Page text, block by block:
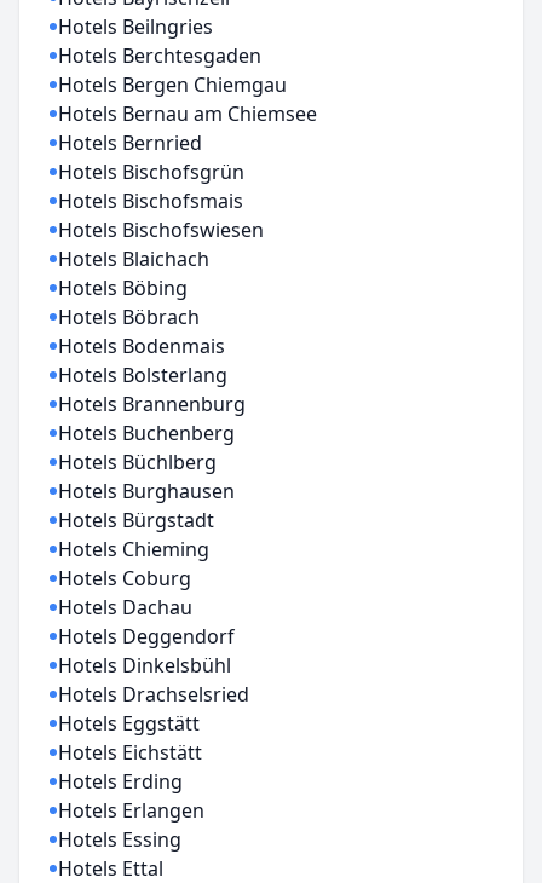
Hotels Beilngries
Hotels Berchtesgaden
Hotels Bergen Chiemgau
Hotels Bernau am Chiemsee
Hotels Bernried
Hotels Bischofsgrün
Hotels Bischofsmais
Hotels Bischofswiesen
Hotels Blaichach
Hotels Böbing
Hotels Böbrach
Hotels Bodenmais
Hotels Bolsterlang
Hotels Brannenburg
Hotels Buchenberg
Hotels Büchlberg
Hotels Burghausen
Hotels Bürgstadt
Hotels Chieming
Hotels Coburg
Hotels Dachau
Hotels Deggendorf
Hotels Dinkelsbühl
Hotels Drachselsried
Hotels Eggstätt
Hotels Eichstätt
Hotels Erding
Hotels Erlangen
Hotels Essing
Hotels Ettal